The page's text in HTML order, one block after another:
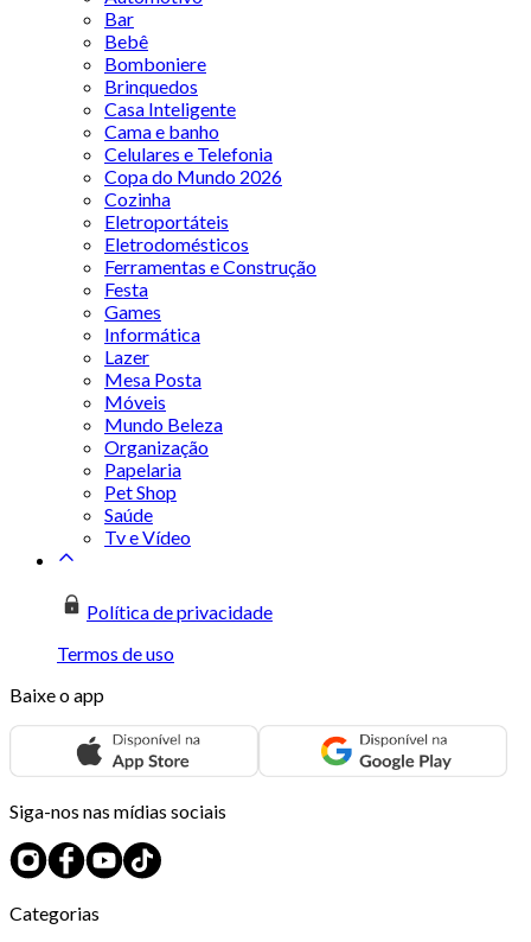
Bar
Bebê
Bomboniere
Brinquedos
Casa Inteligente
Cama e banho
Celulares e Telefonia
Copa do Mundo 2026
Cozinha
Eletroportáteis
Eletrodomésticos
Ferramentas e Construção
Festa
Games
Informática
Lazer
Mesa Posta
Móveis
Mundo Beleza
Organização
Papelaria
Pet Shop
Saúde
Tv e Vídeo
Política de privacidade
Termos de uso
Baixe o app
Siga-nos nas mídias sociais
Categorias